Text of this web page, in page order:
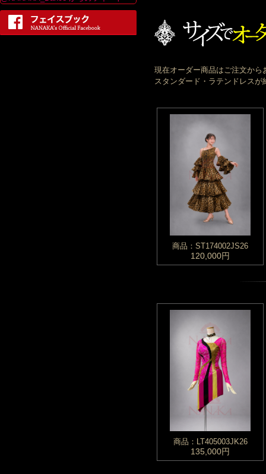
現在オーダー商品はご注文から
スタンダード・ラテンドレス
商品：ST174002JS26
120,000円
商品：LT405003JK26
135,000円